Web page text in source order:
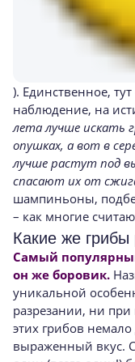
). Единственное,
наблюдение, на
лета лучше искать
опушках, а вот в
лучше растут под
спасают их от
шампиньоны,
– как многие
Какие же грибы
Самый
он же боровик.
уникальной
разрезании, ни
этих грибов
выраженный вкус.